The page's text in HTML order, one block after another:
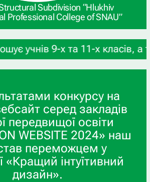
Subdivision “Hlukhiv
Professional College of SNAU”
9-х та 11-х класів, а
конкурсу на
серед закладів
передвищої освіти
WEBSITE 2024» наш
переможцем у
«Кращий інтуїтивний
дизайн».